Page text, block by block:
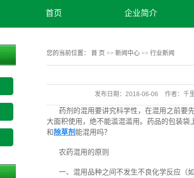
首页 企业简介
您的当前位置： 首 页 >> 新闻中心 >> 行业新闻
发布日期： 2018-06-06 作者： 千
药剂的混用要讲究科学性，在混用之前要
大面积使用，绝不能滥混滥用。药品的包装袋
和 除草剂 能混用吗？
农药混用的原则
一、混用品种之间不发生不良化学反应（